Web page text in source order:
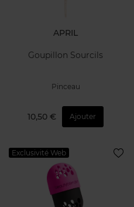
APRIL
Goupillon Sourcils
Pinceau
10,50 € Ajouter
Exclusivité Web